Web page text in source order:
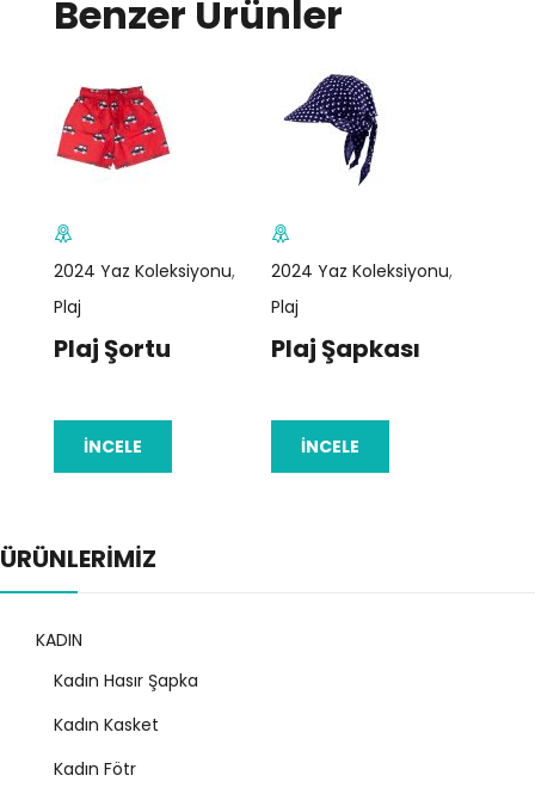
Benzer Ürünler
2024 Yaz Koleksiyonu,
Plaj
Plaj Şortu
İNCELE
2024 Yaz Koleksiyonu,
Plaj
Plaj Şapkası
İNCELE
ÜRÜNLERİMİZ
KADIN
Kadın Hasır Şapka
Kadın Kasket
Kadın Fötr